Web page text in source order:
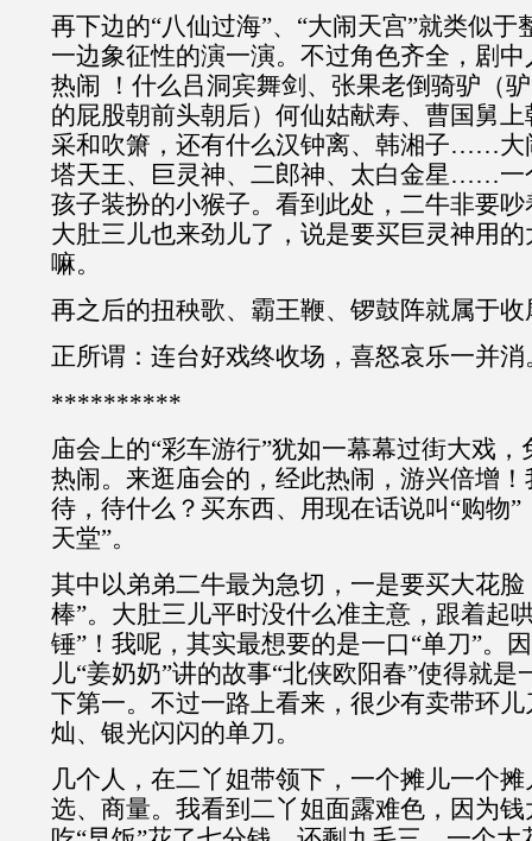
再下边的“八仙过海”、“大闹天宫”就类似于
一边象征性的演一演。不过角色齐全，剧
热闹 ！什么吕洞宾舞剑、张果老倒骑驴（
的屁股朝前头朝后）何仙姑献寿、曹国舅
采和吹箫，还有什么汉钟离、韩湘子……大
塔天王、巨灵神、二郎神、太白金星……一
孩子装扮的小猴子。看到此处，二牛非要
大肚三儿也来劲儿了，说是要买巨灵神用
嘛。
再之后的扭秧歌、霸王鞭、锣鼓阵就属于
正所谓：连台好戏终收场，喜怒哀乐一并消
**********
庙会上的“彩车游行”犹如一幕幕过街大戏
热闹。来逛庙会的，经此热闹，游兴倍增
待，待什么？买东西、用现在话说叫“购物”
天堂”。
其中以弟弟二牛最为急切，一是要买大花脸
棒”。大肚三儿平时没什么准主意，跟着起
锤”！我呢，其实最想要的是一口“单刀”。
儿“姜奶奶”讲的故事“北侠欧阳春”使得就是
下第一。不过一路上看来，很少有卖带环
灿、银光闪闪的单刀。
几个人，在二丫姐带领下，一个摊儿一个
选、商量。我看到二丫姐面露难色，因为